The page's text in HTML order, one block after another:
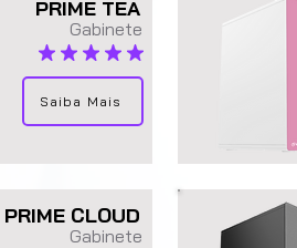
Gabinete
average rating is 5 out of 5
PRIME TEA
Saiba Mais
Gabinete
PRIME CLOUD